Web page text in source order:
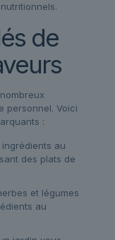
de
personnel. Voici
:
au
des plats de
et légumes
au